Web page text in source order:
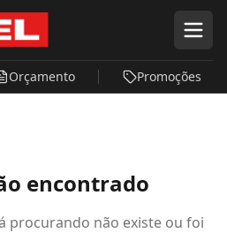
Orçamento Promoções
encontrado
procurando não existe ou foi